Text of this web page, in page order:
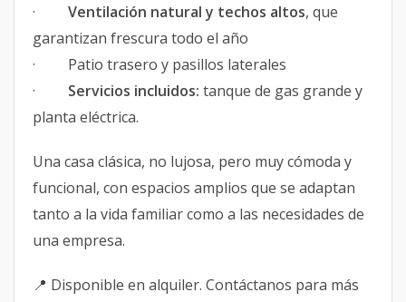
· Ventilación natural y techos altos, que
garantizan frescura todo el año
· Patio trasero y pasillos laterales
· Servicios incluidos: tanque de gas grande y
planta eléctrica.
Una casa clásica, no lujosa, pero muy cómoda y
funcional, con espacios amplios que se adaptan
tanto a la vida familiar como a las necesidades de
una empresa.
📍 Disponible en alquiler. Contáctanos para más